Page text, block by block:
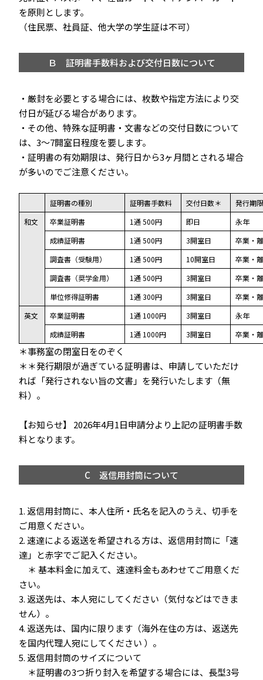
を原則とします。
（住民票、社員証、他大学の学生証は不可）
Ｂ 証明書手数料および交付日数について
・厳封を必要とする場合には、枚数や指定方法により交
付日が延びる場合があります。
・その他、特殊な証明書・文書などの交付日数について
は、3～7開室日程度を要します。
・証明書の有効期限は、発行日から3ヶ月間とされる場合
が多いのでご注意ください。
証明書の種別 証明書手数料 交付日数＊
発行期
和文
卒業証明書 1通 500円 即日
永年
成績証明書
1通 500円 3開室日
卒業・
調査書（受験用）
1通 500円 10開室日
卒業・
調査書（奨学金用）
1通 500円 3開室日
卒業・
単位修得証明書
1通 300円 3開室日
卒業・
英文
卒業証明書 1通 1000円 3開室日
永年
成績証明書
1通 1000円 3開室日 卒業・
＊事務室の閉室日をのぞく
＊＊発行期限が過ぎている証明書は、申請していただけ
れば「発行されない旨の文書」を発行いたします（無
料）。
【お知らせ】 2026年4月1日申請分より上記の証明書手数
料となります。
C 返信用封筒について
1. 返信用封筒に、本人住所・氏名を記入のうえ、切手を
ご用意ください。
2. 速達による返送を希望される方は、返信用封筒に「速
達」と赤字でご記入ください。
＊ 基本料金に加えて、速達料金もあわせてご用意くだ
さい。
3. 返送先は、本人宛にしてください（気付などはできま
せん）。
4. 返送先は、国内に限ります（海外在住の方は、返送先
を国内代理人宛にしてください ）。
5. 返信用封筒のサイズについて
＊証明書の3つ折り封入を希望する場合には、長型3号